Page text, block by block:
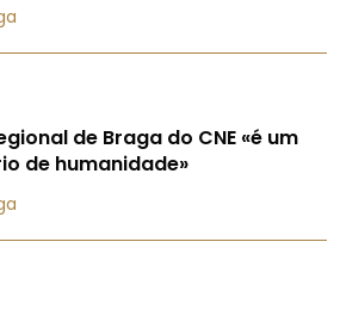
de Braga do CNE «é um
de humanidade»